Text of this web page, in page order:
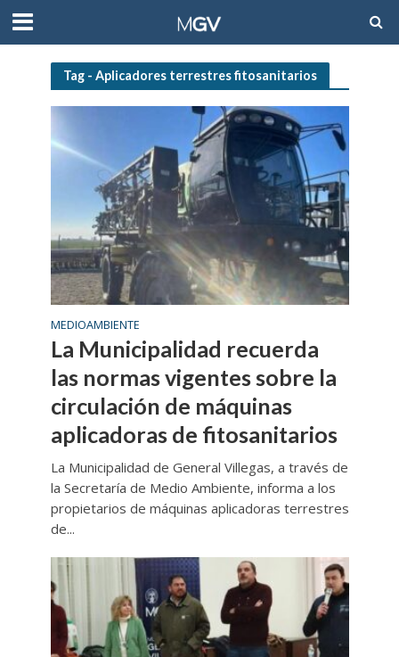
Tag - Aplicadores terrestres fitosanitarios
MEDIOAMBIENTE
La Municipalidad recuerda
las normas vigentes sobre la
circulación de máquinas
aplicadoras de fitosanitarios
La Municipalidad de General Villegas, a través de
la Secretaría de Medio Ambiente, informa a los
propietarios de máquinas aplicadoras terrestres
de...